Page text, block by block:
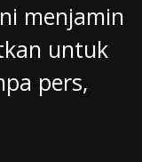
menjamin
untuk
pers,